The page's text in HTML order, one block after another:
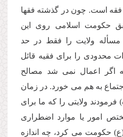
فقه است. چون در گذشته فقها
حكومت اسلامى روى این
مسأله ولایت را فقط در حد
محدودى را براى فقیه قائل
اگر اعمال نمى شد مصالح
به هم مى خورد. در زمان
ولایتى را كه ما براى
امور یا موارد اضطرارى
حكومت مى كرد، چه اندازه